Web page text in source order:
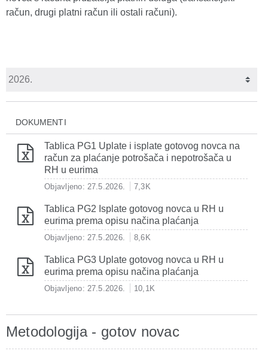
račun, drugi platni račun ili ostali računi).
DOKUMENTI
Tablica PG1 Uplate i isplate gotovog novca na
račun za plaćanje potrošača i nepotrošača u
RH u eurima
Objavljeno: 27.5.2026. 7,3K
Tablica PG2 Isplate gotovog novca u RH u
eurima prema opisu načina plaćanja
Objavljeno: 27.5.2026. 8,6K
Tablica PG3 Uplate gotovog novca u RH u
eurima prema opisu načina plaćanja
Objavljeno: 27.5.2026. 10,1K
Metodologija - gotov novac